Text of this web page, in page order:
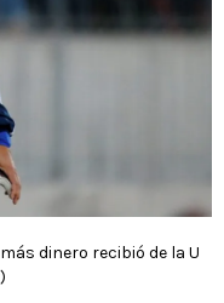
dinero recibió de la U